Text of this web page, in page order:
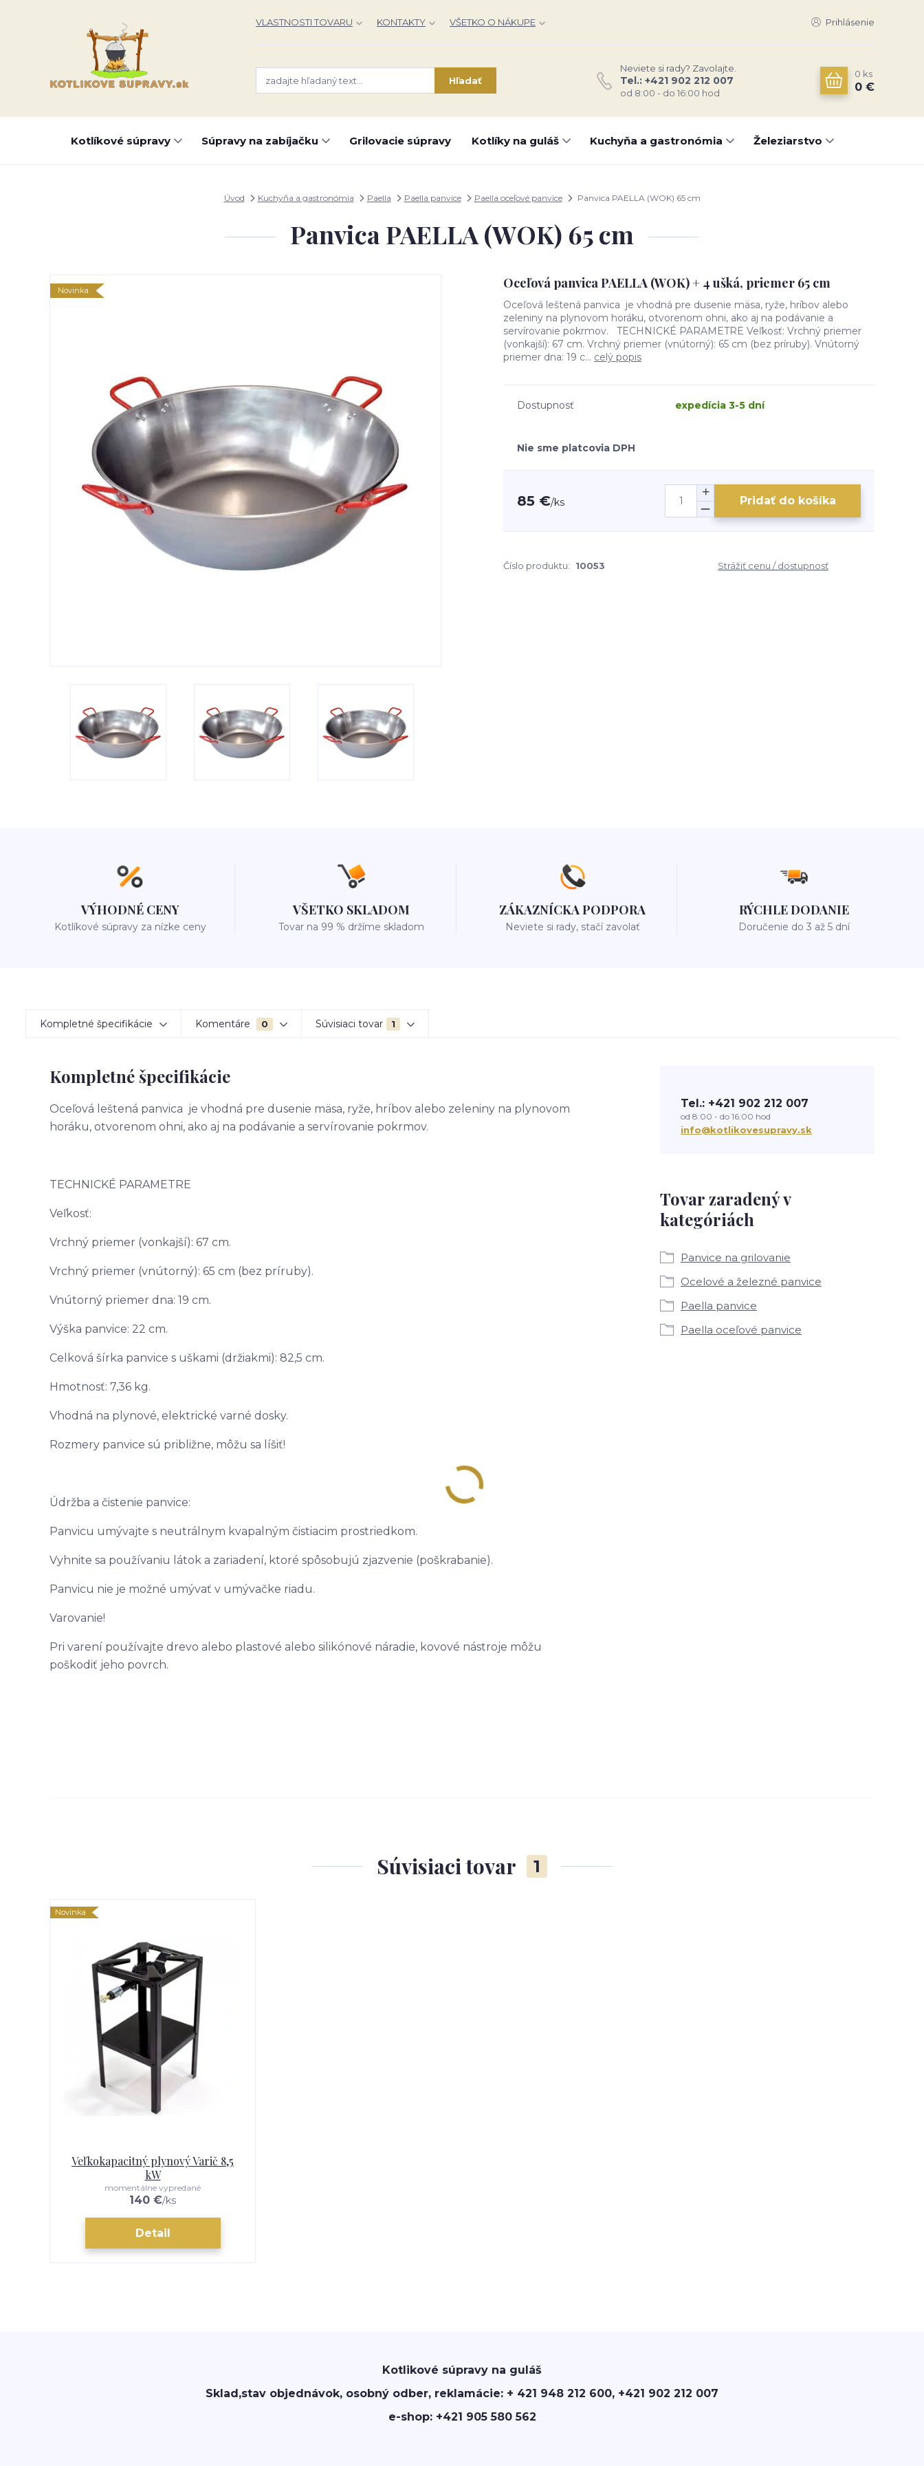
VLASTNOSTI TOVARU KONTAKTY VŠETKO O NÁKUPE Prihlásenie
Hľadať
Neviete si rady? Zavolajte.
Tel.: +421 902 212 007
od 8:00 - do 16:00 hod
0 ks
0 €
Kotlíkové súpravy Súpravy na zabíjačku Grilovacie súpravy Kotlíky na guláš Kuchyňa a gastronómia Železiarstvo
Úvod Kuchyňa a gastronómia Paella Paella panvice Paella oceľové panvice Panvica PAELLA (WOK) 65 cm
Panvica PAELLA (WOK) 65 cm
Novinka Oceľová panvica PAELLA (WOK) + 4 ušká, priemer 65 cm
Oceľová leštená panvica je vhodná pre dusenie mäsa, ryže, hríbov alebo
zeleniny na plynovom horáku, otvorenom ohni, ako aj na podávanie a
servírovanie pokrmov. TECHNICKÉ PARAMETRE Veľkosť: Vrchný priemer
(vonkajší): 67 cm. Vrchný priemer (vnútorný): 65 cm (bez príruby). Vnútorný
priemer dna: 19 c... celý popis
Dostupnosť expedícia 3-5 dní
Nie sme platcovia DPH
85 €/ks Pridať do košíka
Číslo produktu: 10053 Strážiť cenu / dostupnosť
VÝHODNÉ CENY
Kotlíkové súpravy za nízke ceny
VŠETKO SKLADOM
Tovar na 99 % držíme skladom
ZÁKAZNÍCKA PODPORA
Neviete si rady, stačí zavolať
RÝCHLE DODANIE
Doručenie do 3 až 5 dní
Kompletné špecifikácie Komentáre 0 Súvisiaci tovar 1
Kompletné špecifikácie
Oceľová leštená panvica je vhodná pre dusenie mäsa, ryže, hríbov alebo zeleniny na plynovom
horáku, otvorenom ohni, ako aj na podávanie a servírovanie pokrmov.
TECHNICKÉ PARAMETRE
Veľkosť:
Vrchný priemer (vonkajší): 67 cm.
Vrchný priemer (vnútorný): 65 cm (bez príruby).
Vnútorný priemer dna: 19 cm.
Výška panvice: 22 cm.
Celková šírka panvice s uškami (držiakmi): 82,5 cm.
Hmotnosť: 7,36 kg.
Vhodná na plynové, elektrické varné dosky.
Rozmery panvice sú približne, môžu sa líšiť!
Údržba a čistenie panvice:
Panvicu umývajte s neutrálnym kvapalným čistiacim prostriedkom.
Vyhnite sa používaniu látok a zariadení, ktoré spôsobujú zjazvenie (poškrabanie).
Panvicu nie je možné umývať v umývačke riadu.
Varovanie!
Pri varení používajte drevo alebo plastové alebo silikónové náradie, kovové nástroje môžu
poškodiť jeho povrch.
Tovar zaradený v
kategóriách
Panvice na grilovanie
Ocelové a železné panvice
Paella panvice
Paella oceľové panvice
Tel.: +421 902 212 007
od 8:00 - do 16:00 hod
info@kotlikovesupravy.sk
Súvisiaci tovar 1
Novinka
Veľkokapacitný plynový Varič 8,5
kW
140 €/ks
momentálne vypredané
Detail
Kotlikové súpravy na guláš
Sklad,stav objednávok, osobný odber, reklamácie: + 421 948 212 600, +421 902 212 007
e-shop: +421 905 580 562